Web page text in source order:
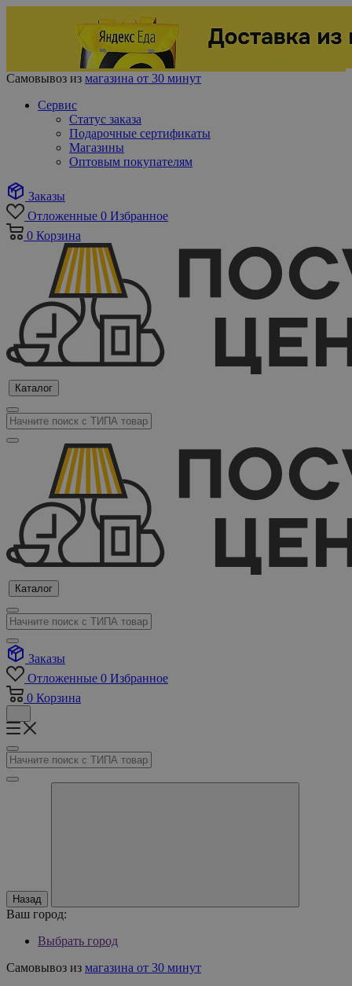
Самовывоз из магазина от 30 минут
Сервис
Статус заказа
Подарочные сертификаты
Магазины
Оптовым покупателям
Заказы
Отложенные 0 Избранное
0 Корзина
Каталог
Каталог
Заказы
Отложенные 0 Избранное
0 Корзина
Назад
Ваш город:
Выбрать город
Самовывоз из магазина от 30 минут